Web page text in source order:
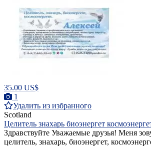
35.00 US$
1
Удалить из избранного
Scotland
Целитель знахарь биоэнергет
Здравствуйте Уважаемые друзья! Меня
целитель, знахарь, биоэнергет,